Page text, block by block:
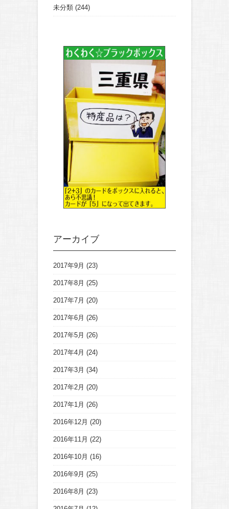
未分類 (244)
アーカイブ
2017年9月 (23)
2017年8月 (25)
2017年7月 (20)
2017年6月 (26)
2017年5月 (26)
2017年4月 (24)
2017年3月 (34)
2017年2月 (20)
2017年1月 (26)
2016年12月 (20)
2016年11月 (22)
2016年10月 (16)
2016年9月 (25)
2016年8月 (23)